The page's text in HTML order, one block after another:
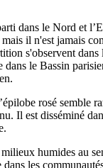
dans le Nord et
il n'est jamais
s'observent dans
dans le Bassin
rosé semble
Il est disséminé
milieux humides au
les